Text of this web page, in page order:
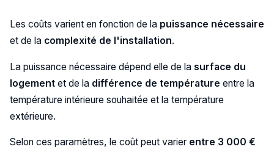
Les coûts varient en fonction de la puissance nécessaire
et de la complexité de l'installation.
La puissance nécessaire dépend elle de la surface du
logementet de la différence de température entre la
température intérieure souhaitée et la température
extérieure.
Selon ces paramètres, le coût peut varier entre 3 000 €